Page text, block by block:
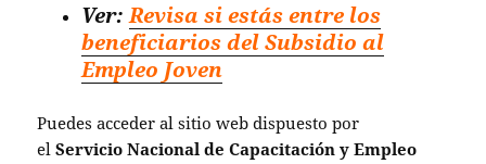
Ver:Revisa si estás entre los
beneficiarios del Subsidio al
Empleo Joven
Puedes acceder al sitio web dispuesto por
elServicio Nacional de Capacitación y Empleo